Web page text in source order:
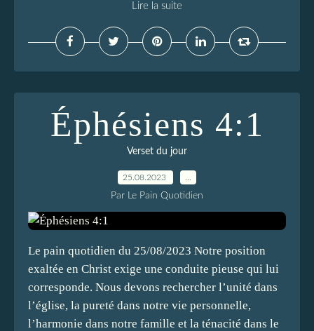
Lire la suite
Éphésiens 4:1
Verset du jour
25.08.2023
Par Le Pain Quotidien
Le pain quotidien du 25/08/2023 Notre position
exaltée en Christ exige une conduite pieuse qui lui
corresponde. Nous devons rechercher l’unité dans
l’église, la pureté dans notre vie personnelle,
l’harmonie dans notre famille et la ténacité dans le